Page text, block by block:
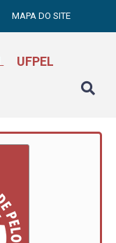
MAPA DO SITE
UFPEL